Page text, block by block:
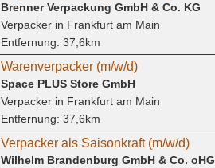
Brenner Verpackung GmbH & Co. KG
Verpackerin Frankfurt am Main
Entfernung: 37,6km
Warenverpacker (m/w/d)
Space PLUS Store GmbH
Verpackerin Frankfurt am Main
Entfernung: 37,6km
Verpacker als Saisonkraft (m/w/d)
Wilhelm Brandenburg GmbH & Co. oHG